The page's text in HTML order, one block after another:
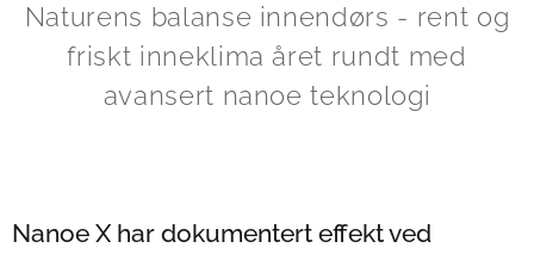
Naturens balanse innendørs - rent og
friskt inneklima året rundt med
avansert nanoe teknologi
Nanoe X har dokumentert effekt ved